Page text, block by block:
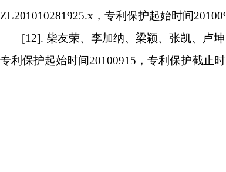
ZL201010281925.x ，专利保护起始时间
[12]. 柴友荣、李加纳、梁颖、张凯、卢
专利保护起始时间20100915 ，专利保护截止